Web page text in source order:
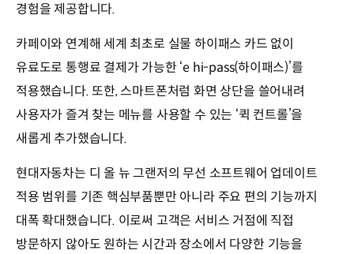
경험을 제공합니다.
카페이와 연계해 세계 최초로 실물 하이패스 카드 없이
유료도로 통행료 결제가 가능한 ‘e hi-pass(하이패스)’를
적용했습니다. 또한, 스마트폰처럼 화면 상단을 쓸어내려
사용자가 즐겨 찾는 메뉴를 사용할 수 있는 ‘퀵 컨트롤’을
새롭게 추가했습니다.
현대자동차는 디 올 뉴 그랜저의 무선 소프트웨어 업데이트
적용 범위를 기존 핵심부품뿐만 아니라 주요 편의 기능까지
대폭 확대했습니다. 이로써 고객은 서비스 거점에 직접
방문하지 않아도 원하는 시간과 장소에서 다양한 기능을